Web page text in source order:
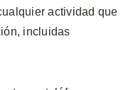
actividad que
incluidas